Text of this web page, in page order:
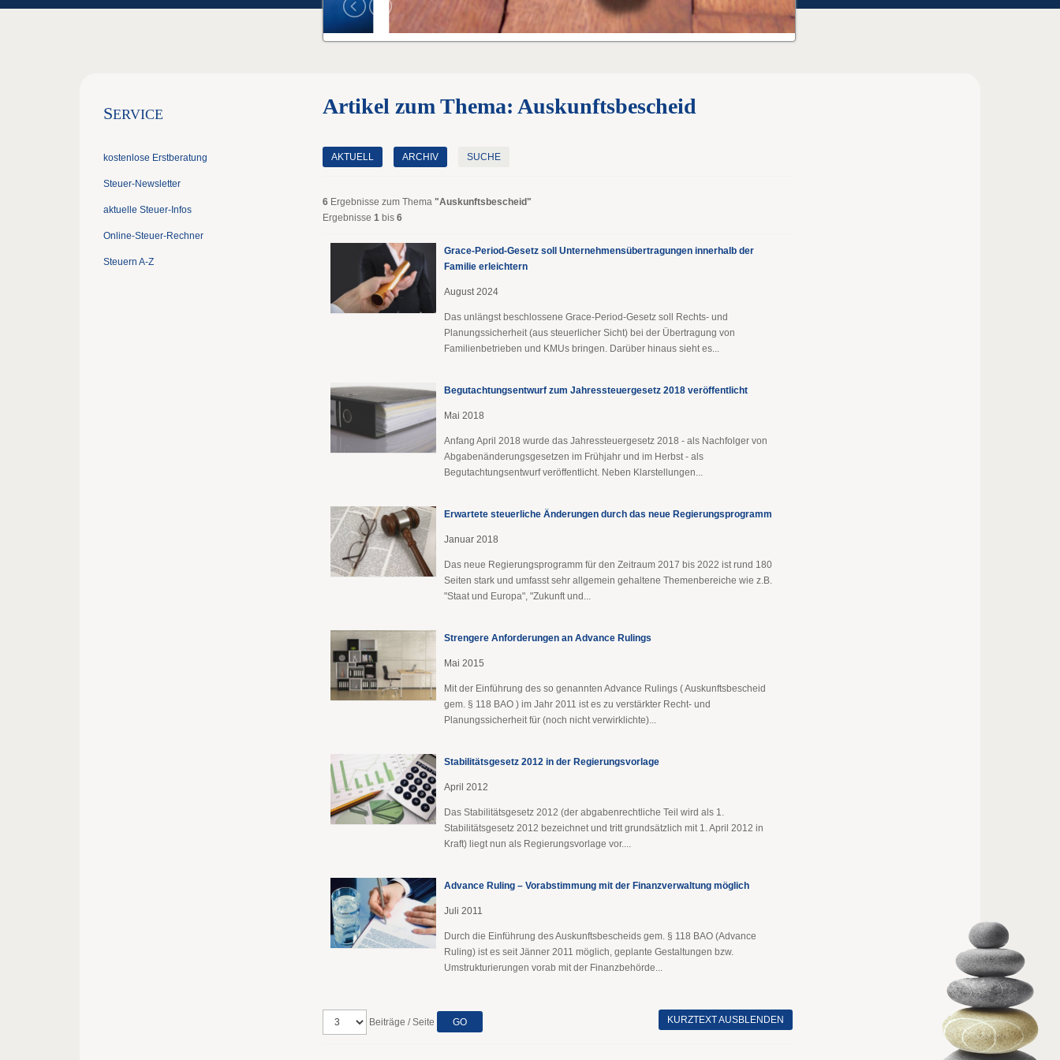
SERVICE
kostenlose Erstberatung
Steuer-Newsletter
aktuelle Steuer-Infos
Online-Steuer-Rechner
Steuern A-Z
Artikel zum Thema: Auskunftsbescheid
AKTUELL ARCHIV SUCHE
6Ergebnisse zum Thema "Auskunftsbescheid"
Ergebnisse 1bis 6
Grace-Period-Gesetz soll Unternehmens­übertragungen innerhalb der
Familie erleichtern
August 2024
Das unlängst beschlossene Grace-Period-Gesetz soll Rechts- und
Planungssicherheit (aus steuerlicher Sicht) bei der Übertragung von
Familienbetrieben und KMUs bringen. Darüber hinaus sieht es...
Begutachtungsentwurf zum Jahressteuergesetz 2018 veröffentlicht
Mai 2018
Anfang April 2018 wurde das Jahressteuergesetz 2018 - als Nachfolger von
Abgabenänderungsgesetzen im Frühjahr und im Herbst - als
Begutachtungsentwurf veröffentlicht. Neben Klarstellungen...
Erwartete steuerliche Änderungen durch das neue Regierungsprogramm
Januar 2018
Das neue Regierungsprogramm für den Zeitraum 2017 bis 2022 ist rund 180
Seiten stark und umfasst sehr allgemein gehaltene Themenbereiche wie z.B.
"Staat und Europa", "Zukunft und...
Strengere Anforderungen an Advance Rulings
Mai 2015
Mit der Einführung des so genannten Advance Rulings ( Auskunftsbescheid
gem. § 118 BAO ) im Jahr 2011 ist es zu verstärkter Recht- und
Planungssicherheit für (noch nicht verwirklichte)...
Stabilitätsgesetz 2012 in der Regierungsvorlage
April 2012
Das Stabilitätsgesetz 2012 (der abgabenrechtliche Teil wird als 1.
Stabilitätsgesetz 2012 bezeichnet und tritt grundsätzlich mit 1. April 2012 in
Kraft) liegt nun als Regierungsvorlage vor....
Advance Ruling – Vorabstimmung mit der Finanzverwaltung möglich
Juli 2011
Durch die Einführung des Auskunftsbescheids gem. § 118 BAO (Advance
Ruling) ist es seit Jänner 2011 möglich, geplante Gestaltungen bzw.
Umstrukturierungen vorab mit der Finanzbehörde...
Beiträge / Seite KURZTEXT AUSBLENDEN